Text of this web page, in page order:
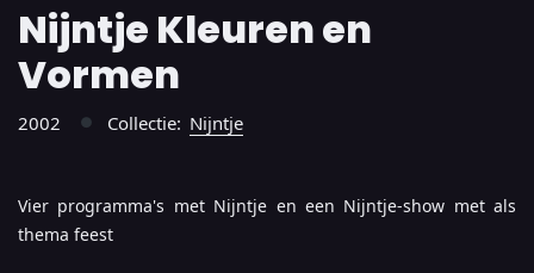
Nijntje Kleuren en
Vormen
2002 ● Collectie: Nijntje
Vier programma's met Nijntje en een Nijntje-show met als
thema feest